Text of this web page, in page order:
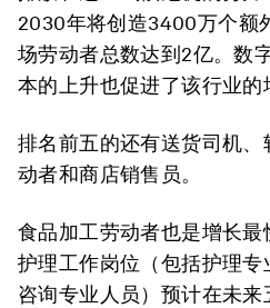
2030年将创造3400万个额
场劳动者总数达到2亿。数
本的上升也促进了该行业的
排名前五的还有送货司机
动者和商店销售员。
食品加工劳动者也是增长
护理工作岗位（包括护理
咨询专业人员）预计在未